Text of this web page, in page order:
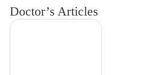
Doctor’s Articles